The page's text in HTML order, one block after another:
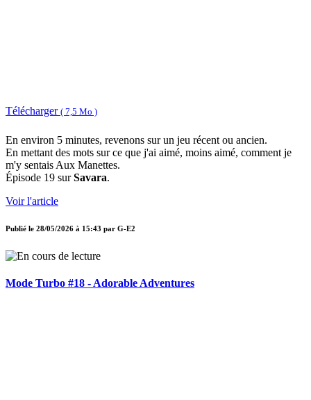
Télécharger ( 7,5 Mo )
En environ 5 minutes, revenons sur un jeu récent ou ancien.
En mettant des mots sur ce que j'ai aimé, moins aimé, comment je
m'y sentais Aux Manettes.
Épisode 19 surSavara.
Voir l'article
Publié le 28/05/2026 à 15:43 par G-E2
Mode Turbo #18 - Adorable Adventures